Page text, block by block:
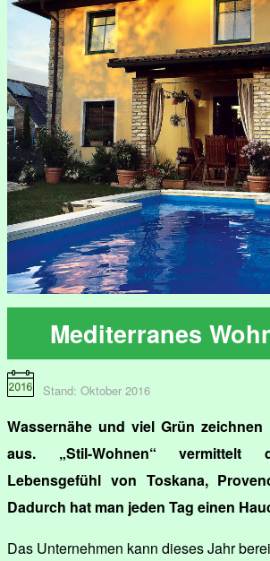
Mediterranes
Stand: Oktober 2016
Wassernähe und viel Grün zeichnen
aus. „Stil-Wohnen“ vermittelt
Lebensgefühl von Toskana,
Dadurch hat man jeden Tag einen
Das Unternehmen kann dieses Jahr